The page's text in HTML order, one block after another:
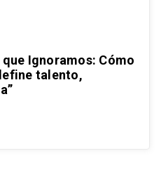
Ignoramos: Cómo
talento,